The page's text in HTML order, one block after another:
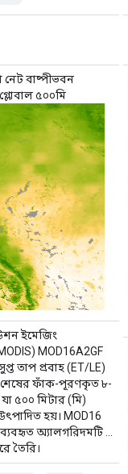
নেট বাষ্পীভবন
৫০০মি
ইমেজিং
MOD16A2GF
তাপ প্রবাহ (ET/LE)
ফাঁক-পূরণকৃত ৮-
৫০০ মিটার (মি)
হয়। MOD16
অ্যালগরিদমটি …
তৈরি।